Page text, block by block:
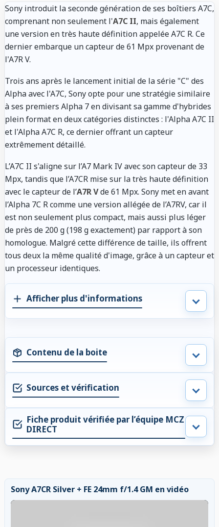
Sony introduit la seconde génération de ses boîtiers A7C,
comprenant non seulement l'A7C II, mais également
une version en très haute définition appelée A7C R. Ce
dernier embarque un capteur de 61 Mpx provenant de
l'A7R V.
Trois ans après le lancement initial de la série "C" des
Alpha avec l'A7C, Sony opte pour une stratégie similaire
à ses premiers Alpha 7 en divisant sa gamme d'hybrides
plein format en deux catégories distinctes : l'Alpha A7C II
et l'Alpha A7C R, ce dernier offrant un capteur
extrêmement détaillé.
L’A7C II s'aligne sur l’A7 Mark IV avec son capteur de 33
Mpx, tandis que l’A7CR mise sur la très haute définition
avec le capteur de l’A7R Vde 61 Mpx. Sony met en avant
l’Alpha 7C R comme une version allégée de l’A7RV, car il
est non seulement plus compact, mais aussi plus léger
de près de 200 g (198 g exactement) par rapport à son
homologue. Malgré cette différence de taille, ils offrent
tous deux la même qualité d'image, grâce à un capteur et
un processeur identiques.
Afficher plus d'informations
Contenu de la boite
Sources et vérification
Fiche produit vérifiée par l’équipe MCZ
DIRECT
Sony A7CR Silver + FE 24mm f/1.4 GM en vidéo